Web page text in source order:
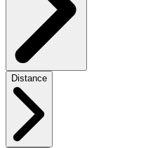
Distance